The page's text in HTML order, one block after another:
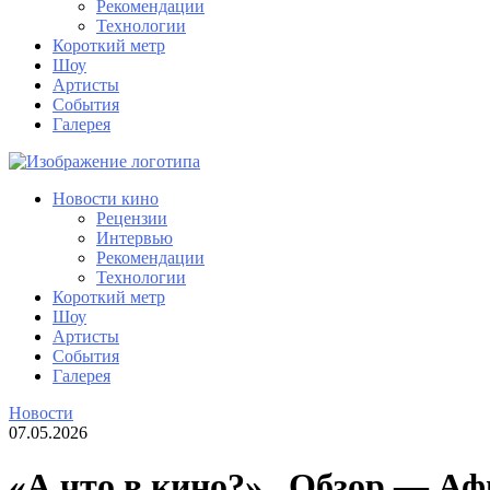
Рекомендации
Технологии
Короткий метр
Шоу
Артисты
События
Галерея
Новости кино
Рецензии
Интервью
Рекомендации
Технологии
Короткий метр
Шоу
Артисты
События
Галерея
Новости
07.05.2026